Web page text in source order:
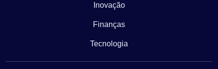
Inovação
Finanças
Tecnologia